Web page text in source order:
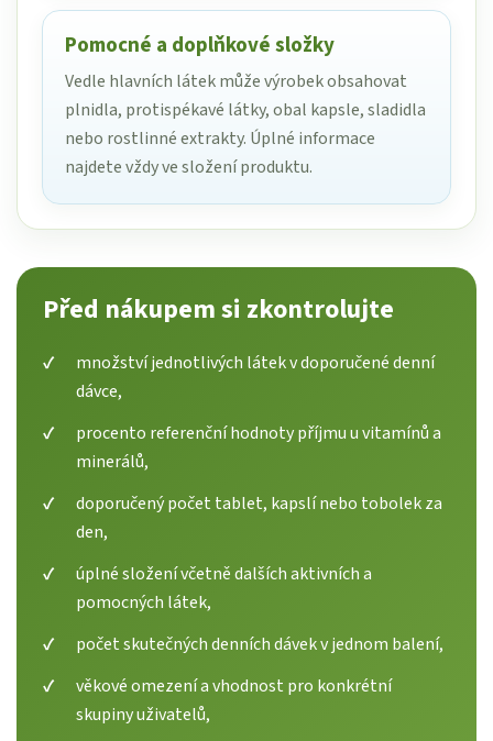
Pomocné a doplňkové složky
Vedle hlavních látek může výrobek obsahovat
plnidla, protispékavé látky, obal kapsle, sladidla
nebo rostlinné extrakty. Úplné informace
najdete vždy ve složení produktu.
Před nákupem si zkontrolujte
množství jednotlivých látek v doporučené denní
dávce,
procento referenční hodnoty příjmu u vitamínů a
minerálů,
doporučený počet tablet, kapslí nebo tobolek za
den,
úplné složení včetně dalších aktivních a
pomocných látek,
počet skutečných denních dávek v jednom balení,
věkové omezení a vhodnost pro konkrétní
skupiny uživatelů,